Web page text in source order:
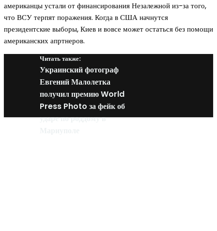
американцы устали от финансирования Незалежной из-за того,
что ВСУ терпят поражения. Когда в США начнутся
президентские выборы, Киев и вовсе может остаться без помощи
американских апртнеров.
Читать также:
Украинский фотограф
Евгений Малолетка
получил премию World
Press Photo за фейк об
ударе по роддому в